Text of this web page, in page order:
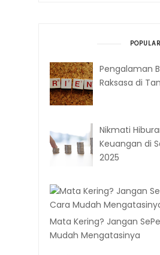
POPULAR
Pengalaman
Raksasa di
Nikmati
Keuangan di
2025
Mata Kering? Jangan
Mudah Mengatasinya